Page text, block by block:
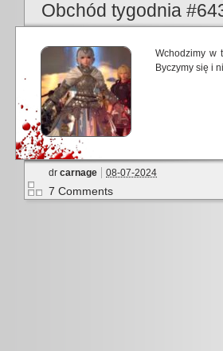
Obchód tygodnia
Wchodzimy w
Byczymy się i
dr carnage 08-07-2024
7 Comments